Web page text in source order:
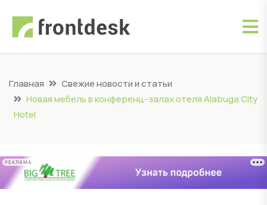
Главная
Свежие новости и статьи
Новая мебель в конференц-залах отеля Alabuga City
Hotel
РЕКЛАМА